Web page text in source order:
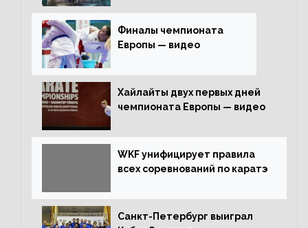
Финалы чемпионата
Европы — видео
Хайлайты двух первых дней
чемпионата Европы — видео
WKF унифицирует правила
всех соревнований по каратэ
Санкт-Петербург выиграл